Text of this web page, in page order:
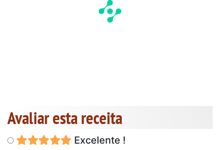
Avaliar esta receita
Excelente !